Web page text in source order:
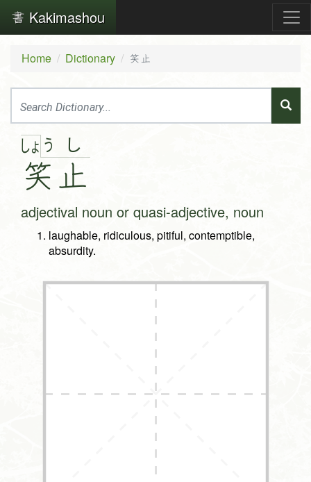
Kakimashou
Home Dictionary 笑止
しょ う
笑
し
止
adjectival noun or quasi-adjective, noun
laughable, ridiculous, pitiful, contemptible,
absurdity.